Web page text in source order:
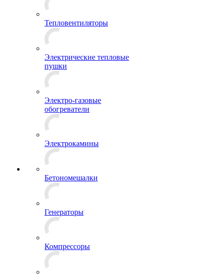
Тепловентиляторы
Электрические тепловые
пушки
Электро-газовые
обогреватели
Электрокамины
Бетономешалки
Генераторы
Компрессоры